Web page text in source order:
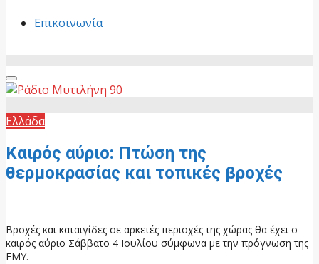
Επικοινωνία
Primary
Menu
Ελλάδα
Καιρός αύριο: Πτώση της
θερμοκρασίας και τοπικές βροχές
Βροχές και καταιγίδες σε αρκετές περιοχές της χώρας θα έχει ο
καιρός αύριο Σάββατο 4 Ιουλίου σύμφωνα με την πρόγνωση της
ΕΜΥ.